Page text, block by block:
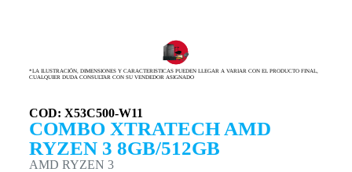
*LA ILUSTRACIÓN, DIMENSIONES Y CARACTERISTICAS PUEDEN LLEGAR A VARIAR CON EL PRODUCTO FINAL,
CUALQUIER DUDA CONSULTAR CON SU VENDEDOR ASIGNADO
COD: X53C500-W11
COMBO XTRATECH AMD
RYZEN 3 8GB/512GB
AMD RYZEN 3